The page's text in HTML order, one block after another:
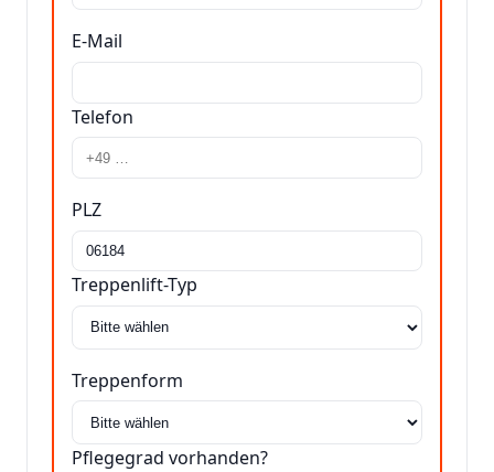
E-Mail
Telefon
PLZ
Treppenlift-Typ
Treppenform
Pflegegrad vorhanden?